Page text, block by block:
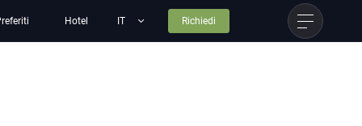
Hotel Richiedi